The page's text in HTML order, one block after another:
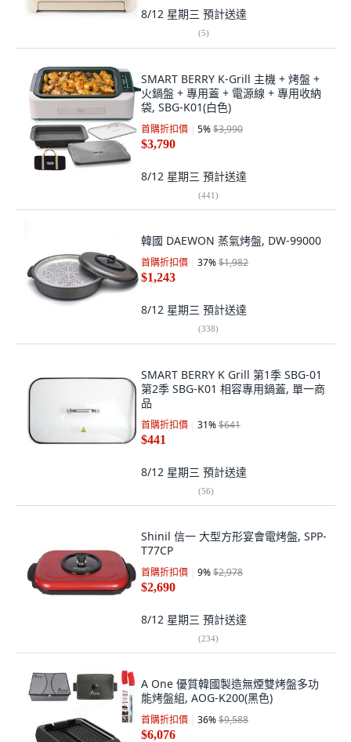
8/12 星期三 預計送達
(5)
SMART BERRY K-Grill 主機 + 烤盤 +
火鍋盤 + 專用蓋 + 電源線 + 專用收納
袋, SBG-K01(白色)
首購折扣價 5%$3,990
$3,790
8/12 星期三 預計送達
(441)
韓國 DAEWON 蒸氣烤盤, DW-99000
首購折扣價 37%$1,982
$1,243
8/12 星期三 預計送達
(338)
SMART BERRY K Grill 第1季 SBG-01
第2季 SBG-K01 相容專用鍋蓋, 單一商
品
首購折扣價 31%$641
$441
8/12 星期三 預計送達
(56)
Shinil 信一 大型方形宴會電烤盤, SPP-
T77CP
首購折扣價 9%$2,978
$2,690
8/12 星期三 預計送達
(234)
A One 優質韓國製造無煙雙烤盤多功
能烤盤組, AOG-K200(黑色)
首購折扣價 36%$9,588
$6,076